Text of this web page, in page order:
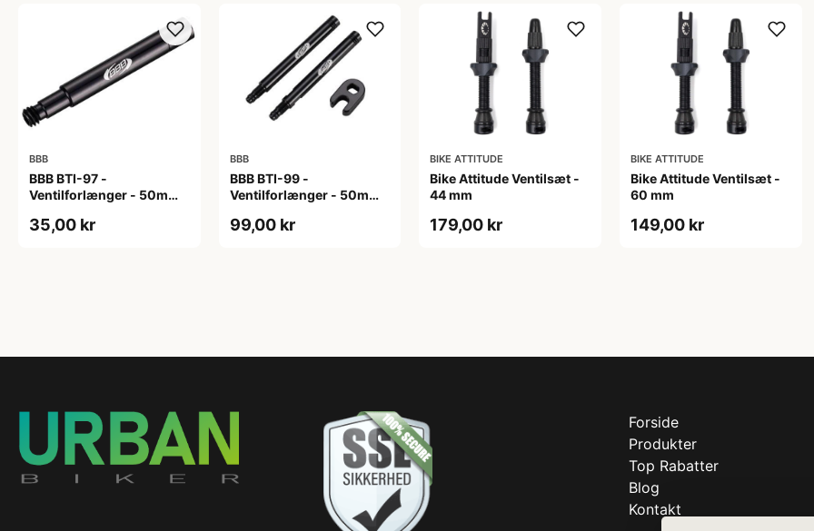
BBB
BBB BTI-97 -
Ventilforlænger - 50mm -
35,00 kr
BBB
BBB BTI-99 -
Ventilforlænger - 50mm -
Nøgle - Sort
99,00 kr
BIKE ATTITUDE
Bike Attitude Ventilsæt -
44 mm
179,00 kr
BIKE ATTITUDE
Bike Attitude Ventilsæt -
60 mm
149,00 kr
Forside
Produkter
Top Rabatter
Blog
Kontakt